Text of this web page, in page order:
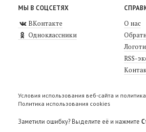
МЫ В СОЦСЕТЯХ
ВКонтакте
Одноклассники
О нас
RSS-
Условия использования веб-сайта и
Политика использования cookies
Заметили ошибку? Выделите её и нажмите